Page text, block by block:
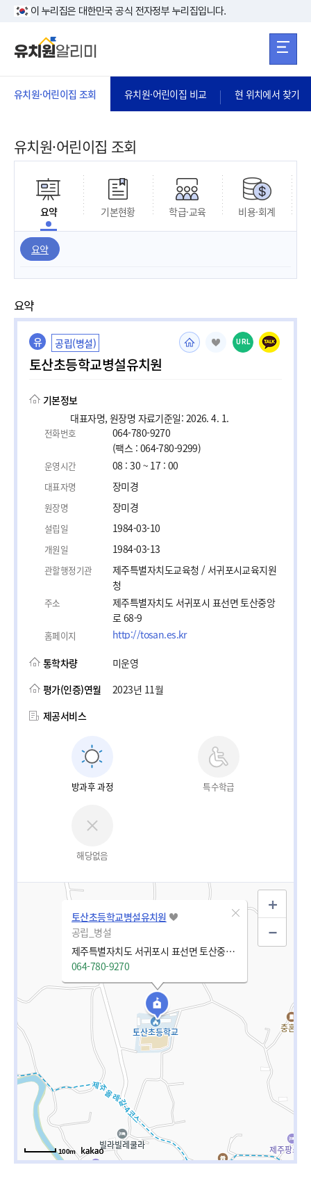
본문 바로가기
이 누리집은 대한민국 공식 전자정부 누리집입니다.
유치원·어린이집 조회 유치원·어린이집 비교 현 위치에서 찾기
유치원·어린이집 조회
요약 기본현황 학급·교육 비용·회계
요약
요약
유 공립(병설)
토산초등학교병설유치원
URL
기본정보
대표자명, 원장명 자료기준일: 2026. 4. 1.
전화번호
064-780-9270
(팩스 : 064-780-9299)
운영시간 08 : 30 ~ 17 : 00
대표자명 장미경
원장명 장미경
설립일 1984-03-10
개원일 1984-03-13
관할행정기관
제주특별자치도교육청 / 서귀포시교육지원
청
주소
제주특별자치도 서귀포시 표선면 토산중앙
로 68-9
홈페이지 http://tosan.es.kr
통학차량
미운영
평가(인증)연월
2023년 11월
제공서비스
방과후 과정 특수학급
해당없음
토산초등학교병설유치원
공립_병설
제주특별자치도 서귀포시 표선면 토산중앙로 68-9
064-780-9270
100m